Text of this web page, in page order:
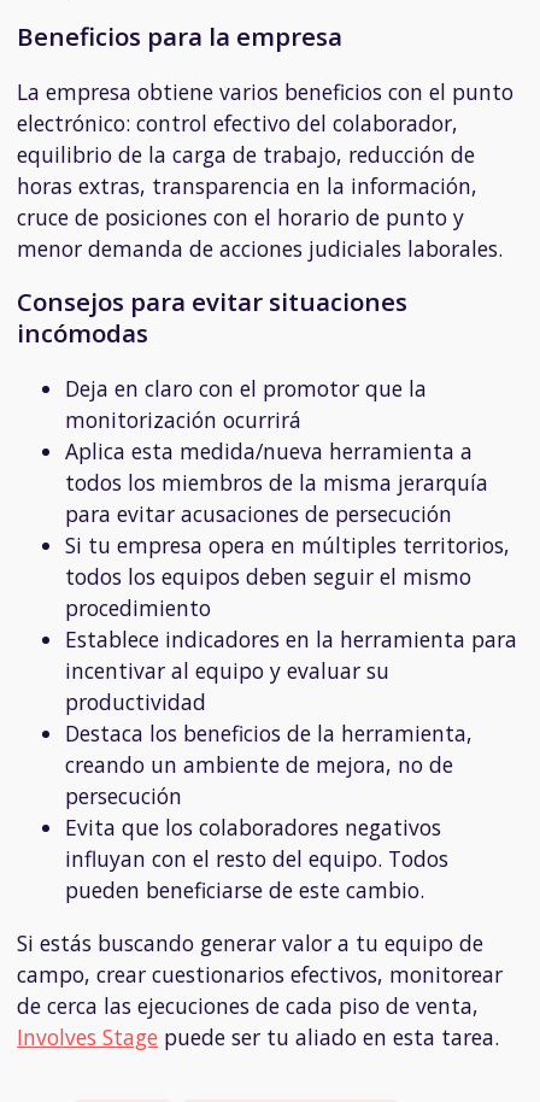
Beneficios para la empresa
La empresa obtiene varios beneficios con el punto
electrónico: control efectivo del colaborador,
equilibrio de la carga de trabajo, reducción de
horas extras, transparencia en la información,
cruce de posiciones con el horario de punto y
menor demanda de acciones judiciales laborales.
Consejos para evitar situaciones
incómodas
Deja en claro con el promotor que la
monitorización ocurrirá
Aplica esta medida/nueva herramienta a
todos los miembros de la misma jerarquía
para evitar acusaciones de persecución
Si tu empresa opera en múltiples territorios,
todos los equipos deben seguir el mismo
procedimiento
Establece indicadores en la herramienta para
incentivar al equipo y evaluar su
productividad
Destaca los beneficios de la herramienta,
creando un ambiente de mejora, no de
persecución
Evita que los colaboradores negativos
influyan con el resto del equipo. Todos
pueden beneficiarse de este cambio.
Si estás buscando generar valor a tu equipo de
campo, crear cuestionarios efectivos, monitorear
de cerca las ejecuciones de cada piso de venta,
Involves Stage puede ser tu aliado en esta tarea.